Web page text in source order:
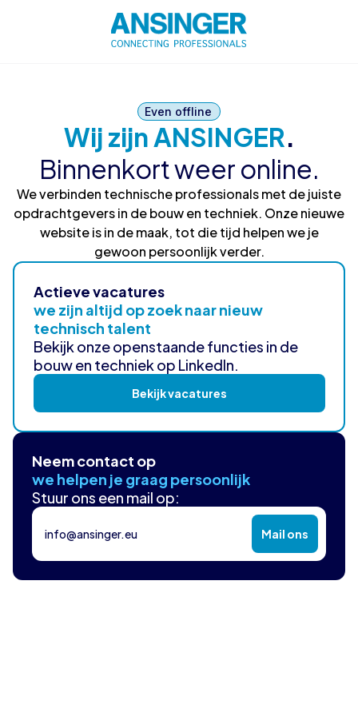
Even offline
Wij zijn ANSINGER.
Binnenkort weer online.
We verbinden technische professionals met de juiste
opdrachtgevers in de bouw en techniek. Onze nieuwe
website is in de maak, tot die tijd helpen we je
gewoon persoonlijk verder.
Actieve vacatures
we zijn altijd op zoek naar nieuw
technisch talent
Bekijk onze openstaande functies in de
bouw en techniek op LinkedIn.
Bekijk vacatures
Neem contact op
we helpen je graag persoonlijk
Stuur ons een mail op:
info@ansinger.eu Mail ons